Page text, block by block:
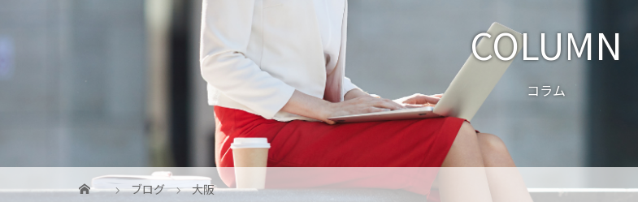
COLUMN
コラム
ブログ 大阪